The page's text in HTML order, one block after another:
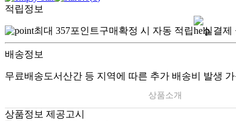
적립정보
최대 357포인트구매확정 시 자동 적립 실결제
배송정보
무료배송도서산간 등 지역에 따른 추가 배송비 발생
상품소개
상품정보 제공고시